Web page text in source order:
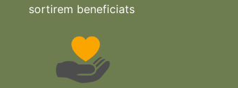
sortirem beneficiats